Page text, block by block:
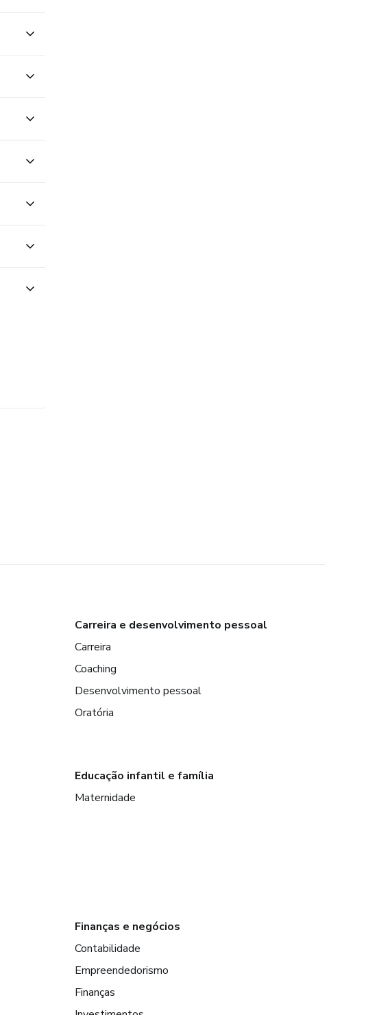
Carreira e desenvolvimento pessoal
Carreira
Coaching
Desenvolvimento pessoal
Oratória
Educação infantil e família
Maternidade
Finanças e negócios
Contabilidade
Empreendedorismo
Finanças